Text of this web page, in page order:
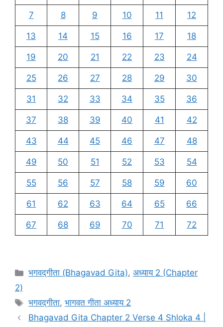
7 8 9 10 11 12
13 14 15 16 17 18
19 20 21 22 23 24
25 26 27 28 29 30
31 32 33 34 35 36
37 38 39 40 41 42
43 44 45 46 47 48
49 50 51 52 53 54
55 56 57 58 59 60
61 62 63 64 65 66
67 68 69 70 71 72
C
e
g
भगवद्‌गीता (Bhagavad Gita),अध्याय 2 (Chapter
2)
T
a
भगवद्‌गीता,भागवत गीता अध्याय 2
Bhagavad Gita Chapter 2 Verse 4 Shloka 4 |